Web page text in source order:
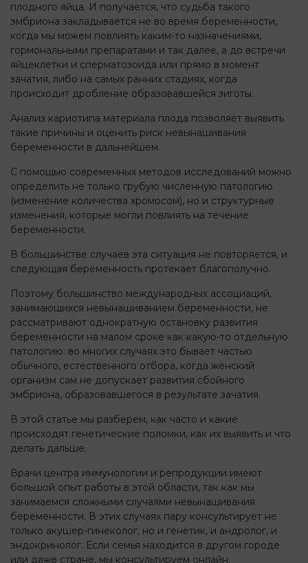
плодного яйца. И получается, что судьба такого
эмбриона закладывается не во время беременности,
когда мы можем повлиять каким-то назначениями,
гормональными препаратами и так далее, а до встречи
яйцеклетки и сперматозоида или прямо в момент
зачатия, либо на самых ранних стадиях, когда
происходит дробление образовавшейся зиготы.
Анализ кариотипа материала плода позволяет выявить
такие причины и оценить риск невынашивания
беременности в дальнейшем.
С помощью современных методов исследований можно
определить не только грубую численную патологию
(изменение количества хромосом), но и структурные
изменения, которые могли повлиять на течение
беременности.
В большинстве случаев эта ситуация не повторяется, и
следующая беременность протекает благополучно.
Поэтому большинство международных ассоциаций,
занимающихся невынашиванием беременности, не
рассматривают однократную остановку развития
беременности на малом сроке как какую-то отдельную
патологию: во многих случаях это бывает частью
обычного, естественного отбора, когда женский
организм сам не допускает развития сбойного
эмбриона, образовавшегося в результате зачатия.
В этой статье мы разберем, как часто и какие
происходят генетические поломки, как их выявить и что
делать дальше.
Врачи центра иммунологии и репродукции имеют
большой опыт работы в этой области, так как мы
занимаемся сложными случаями невынашивания
беременности. В этих случаях пару консультирует не
только акушер-гинеколог, но и генетик, и андролог, и
эндокринолог. Если семья находится в другом городе
или даже стране, мы консультируем онлайн.